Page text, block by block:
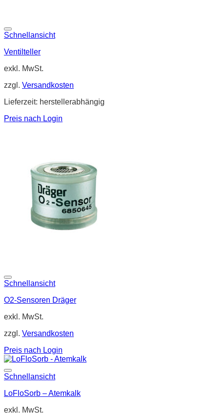
Schnellansicht
Ventilteller
exkl. MwSt.
zzgl. Versandkosten
Lieferzeit: herstellerabhängig
Preis nach Login
Schnellansicht
O2-Sensoren Dräger
exkl. MwSt.
zzgl. Versandkosten
Preis nach Login
Schnellansicht
LoFloSorb – Atemkalk
exkl. MwSt.